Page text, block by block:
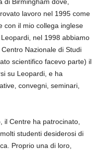
lavoro nel 1995 come
con il mio collega inglese
nel 1998 abbiamo
Nazionale di Studi
scientifico facevo parte) il
su Leopardi, e ha
convegni, seminari,
il Centre ha patrocinato,
studenti desiderosi di
Proprio una di loro,